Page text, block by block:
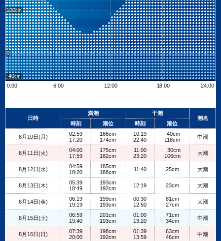
100
0
-40
0:00
6:00 12:00 18:00 24:00
+
日時
満潮
干潮
潮名
時刻
潮位 時刻 潮位
8月10日(月)
02:59
17:20
166cm
174cm
10:19
22:40
40cm
118cm
中潮
8月11日(火)
04:00
17:59
175cm
182cm
11:00
23:20
30cm
106cm
大潮
8月12日(水)
04:59
18:20
185cm
188cm
11:40 25cm 大潮
8月13日(木)
05:39
18:49
193cm
192cm
12:19 23cm 大潮
8月14日(金)
06:19
19:19
199cm
193cm
00:30
12:50
81cm
27cm
大潮
8月15日(土)
06:59
19:40
201cm
193cm
01:00
13:20
71cm
34cm
中潮
8月16日(日)
07:39
20:00
198cm
192cm
01:39
13:59
63cm
46cm
中潮